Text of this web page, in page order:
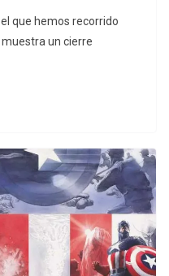
que hemos recorrido
un cierre